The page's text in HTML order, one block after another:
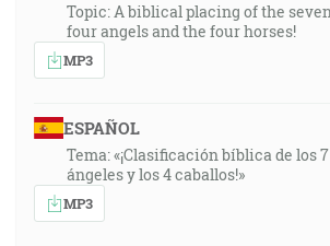
Topic: A biblical placing of the
four angels and the four horses!
MP3
ESPAÑOL
Tema: «¡Clasificación bíblica de los
ángeles y los 4 caballos!»
MP3